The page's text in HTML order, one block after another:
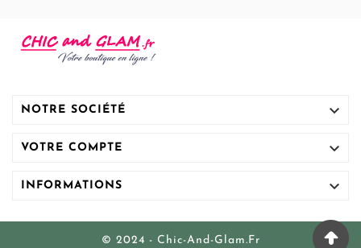
NOTRE SOCIÉTÉ 
VOTRE COMPTE 
INFORMATIONS 
© 2024 - Chic-And-Glam.fr